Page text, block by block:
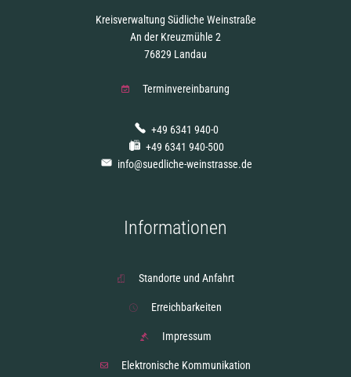
Kreisverwaltung Südliche Weinstraße
An der Kreuzmühle 2
76829 Landau
Terminvereinbarung
+49 6341 940-0
+49 6341 940-500
info@suedliche-weinstrasse.de
Informationen
Standorte und Anfahrt
Erreichbarkeiten
Impressum
Elektronische Kommunikation